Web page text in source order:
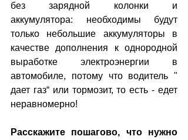
без зарядной колонки и
аккумулятора: необходимы будут
только небольшие аккумуляторы в
качестве дополнения к однородной
выработке электроэнергии в
автомобиле, потому что водитель "
дает газ“ или тормозит, то есть - едет
неравномерно!
Расскажите пошагово, что нужно